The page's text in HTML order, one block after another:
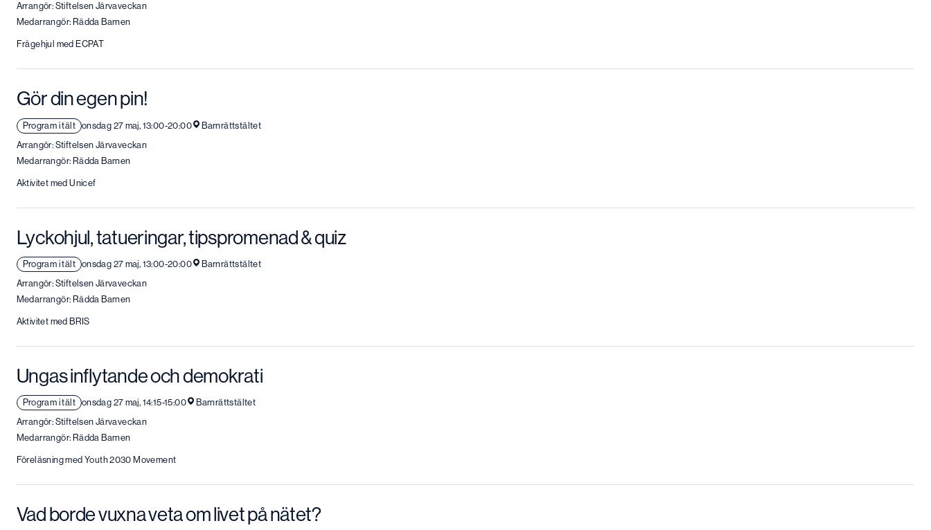
Arrangör: Stiftelsen Järvaveckan
Medarrangör: Rädda Barnen
Frågehjul med ECPAT
Gör din egen pin!
Program i tält onsdag 27 maj, 13:00-20:00
Barnrättstältet
Arrangör: Stiftelsen Järvaveckan
Medarrangör: Rädda Barnen
Aktivitet med Unicef
Lyckohjul, tatueringar, tipspromenad & quiz
Program i tält onsdag 27 maj, 13:00-20:00
Barnrättstältet
Arrangör: Stiftelsen Järvaveckan
Medarrangör: Rädda Barnen
Aktivitet med BRIS
Ungas inflytande och demokrati
Program i tält onsdag 27 maj, 14:15-15:00
Barnrättstältet
Arrangör: Stiftelsen Järvaveckan
Medarrangör: Rädda Barnen
Föreläsning med Youth 2030 Movement
Vad borde vuxna veta om livet på nätet?